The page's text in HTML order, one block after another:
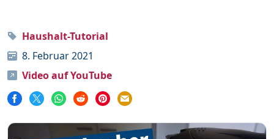
Haushalt-Tutorial
8. Februar 2021
Video auf YouTube
Mehr über mich
Häufige Fragen
Impressum & Datenschutz